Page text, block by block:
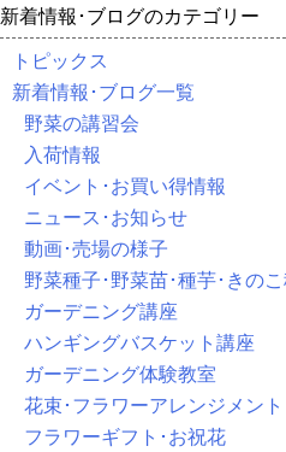
新着情報･ブログのカテゴリー
トピックス
新着情報･ブログ一覧
野菜の講習会
入荷情報
イベント･お買い得情報
ニュース･お知らせ
動画･売場の様子
野菜種子･野菜苗･種芋･きの
ガーデニング講座
ハンギングバスケット講座
ガーデニング体験教室
花束･フラワーアレンジメント
フラワーギフト･お祝花